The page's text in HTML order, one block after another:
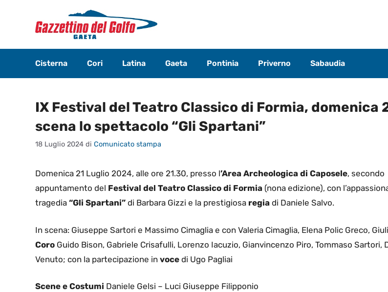
contenuto
Cisterna Cori Latina Gaeta Pontinia Priverno Sabaudia
IX Festival del Teatro Classico di Formia, domenica
scena lo spettacolo “Gli Spartani”
18 Luglio 2024 di Comunicato stampa
Domenica 21 Luglio 2024, alle ore 21.30, presso l’Area Archeologica di Caposele, secondo
appuntamento del Festival del Teatro Classico di Formia (nona edizione), con
tragedia “Gli Spartani” di Barbara Gizzi e la prestigiosa regia di Daniele Salvo.
In scena: Giuseppe Sartori e Massimo Cimaglia e con Valeria Cimaglia, Elena Polic Greco,
Coro Guido Bison, Gabriele Crisafulli, Lorenzo Iacuzio, Gianvincenzo Piro, Tommaso Sartori,
Venuto; con la partecipazione in voce di Ugo Pagliai
Scene e Costumi Daniele Gelsi – Luci Giuseppe Filipponio